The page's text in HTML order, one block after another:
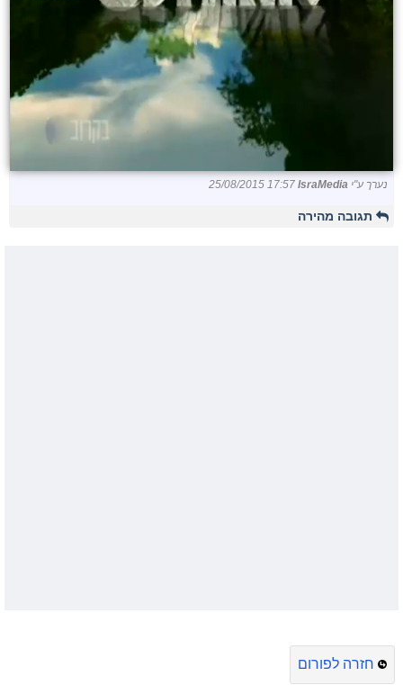
נערך ע"י IsraMedia
25/08/2015 17:57
תגובה מהירה
חזרה לפורום